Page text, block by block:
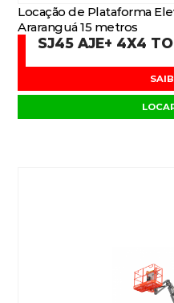
Locação de Plataforma
Araranguá 15 metros
SJ45 AJE+ 4X4